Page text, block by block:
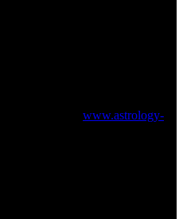
www.astrology-